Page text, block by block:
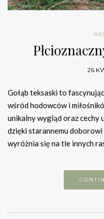
26
Gołąb teksaski to
wśród hodowców i
unikalny wygląd oraz cechy
dzięki starannemu
wyróżnia się na tle innych